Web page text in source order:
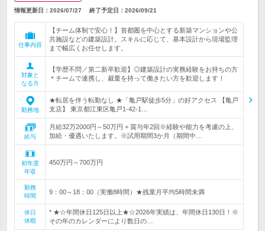
情報更新日：2026/07/27 終了予定日： 2026/09/21
仕事内容
【チーム体制で安心！】首都圏を中心とする新築マンションや公
共施設などの建築設計。スキルに応じて、基本設計から現場監理
まで幅広くお任せします。
対象と
なる方
【学歴不問／第二新卒歓迎】◎建築設計の実務経験をお持ちの方
＊チームで連携し、裁量を持って働きたい方を歓迎します！
勤務地
★転居を伴う転勤なし ★「亀戸駅徒歩5分」の好アクセス 【亀戸
支店】 東京都江東区亀戸1‐42‐1…
給与
月給32万2000円～50万円 + 賞与年2回※経験や能力を考慮の上、
加給・優遇いたします。※試用期間3か月（期間中…
初年度
年収
450万円～700万円
勤務
時間
9：00～18：00（実働8時間）★残業月平均5時間未満
休日
休暇
* ★☆年間休日125日以上★☆2026年実績は、年間休日130日！※
その年のカレンダーにより数日の…